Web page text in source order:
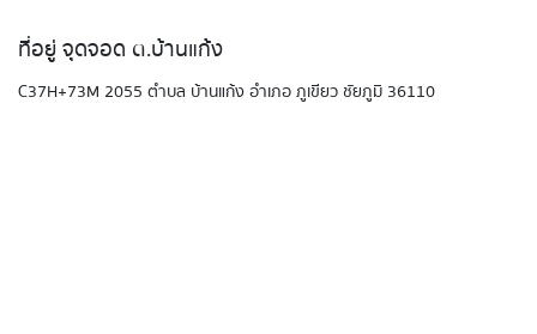
ที่อยู่ จุดจอด ต.บ้านแก้ง
C37H+73M 2055 ตำบล บ้านแก้ง อำเภอ ภูเขียว ชัยภูมิ 36110